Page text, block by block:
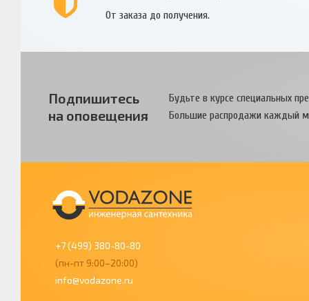
От заказа до получения.
Подпишитесь
на оповещения
Будьте в курсе специальных
Большие распродажи каждый
+7 (499) 380-80-80
(пн-пт 9:00–20:00)
info@vodazone.ru